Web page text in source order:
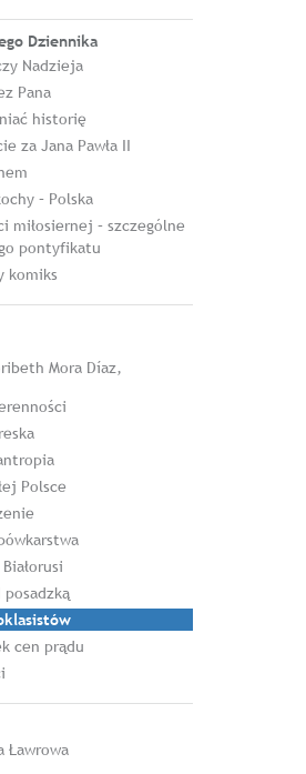
Dziennika
Nadzieja
Pana
historię
za Jana Pawła II
– Polska
miłosiernej – szczególne
pontyfikatu
komiks
Mora Díaz,
Polsce
cen prądu
Ławrowa